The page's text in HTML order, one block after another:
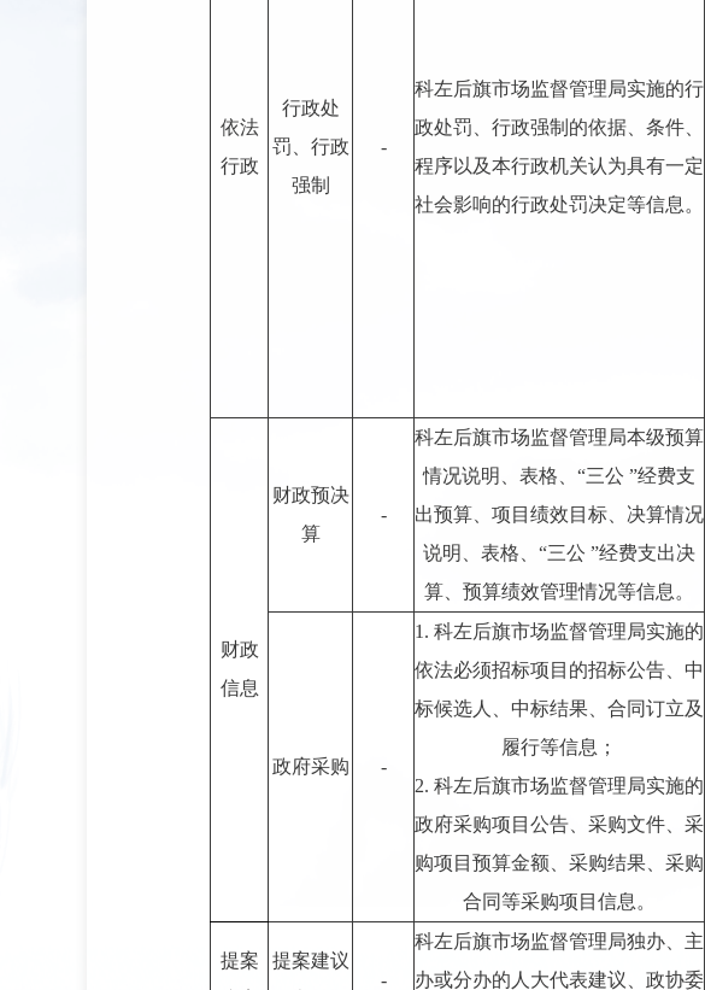
依法
行政
行政处
罚、行政
强制
-
科左后旗市场监督管理局实施的行
政处罚、行政强制的依据、条件、
程序以及本行政机关认为具有一定
社会影响的行政处罚决定等信息。
财政
信息
财政预决
算
-
科左后旗市场监督管理局本级预算
情况说明、表格、“三公 ”经费支
出预算、项目绩效目标、决算情况
说明、表格、“三公 ”经费支出决
算、预算绩效管理情况等信息。
政府采购 -
1. 科左后旗市场监督管理局实施的
依法必须招标项目的招标公告、中
标候选人、中标结果、合同订立及
履行等信息；
2. 科左后旗市场监督管理局实施的
政府采购项目公告、采购文件、采
购项目预算金额、采购结果、采购
合同等采购项目信息。
提案
提案建议
-
科左后旗市场监督管理局独办、主
办或分办的人大代表建议、政协委